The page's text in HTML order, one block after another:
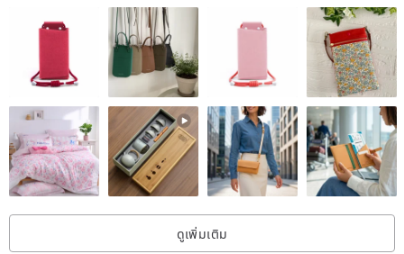
use a metal polishing cloth for brass at home improvement stores,
* Because it is handmade, each facial expression will be slightly
different.
Copy right 2011- Sae + Sumi Koru all right reserved.
All works are protected by copyright law.
ดูเพิ่มเติม